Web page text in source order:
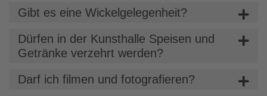
Gibt es eine Wickelgelegenheit?
Dürfen in der Kunsthalle Speisen und
Getränke verzehrt werden?
Darf ich filmen und fotografieren?